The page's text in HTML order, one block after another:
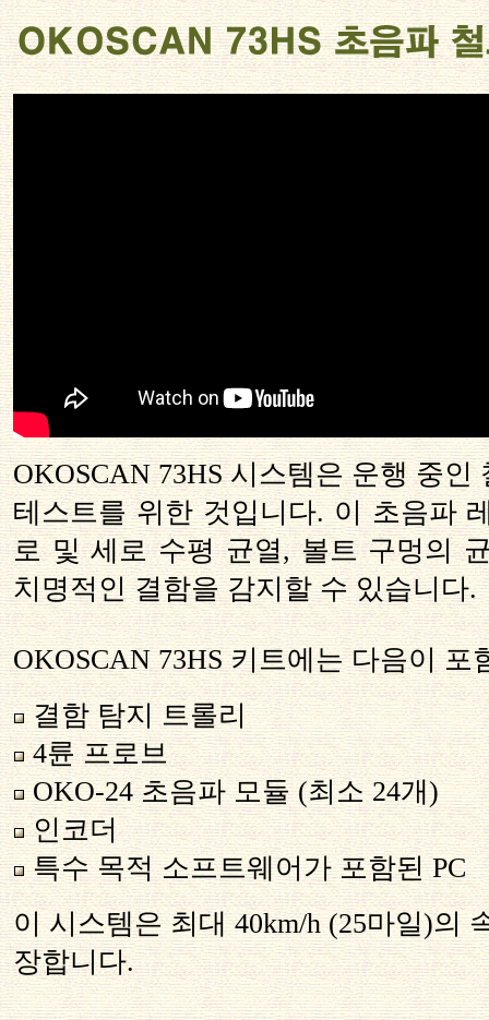
OKOSCAN 73HS 시스템은 운행 중인
테스트를 위한 것입니다. 이 초음파
로 및 세로 수평 균열, 볼트 구멍의
치명적인 결함을 감지할 수 있습니다.
OKOSCAN 73HS 키트에는 다음이 포
결함 탐지 트롤리
4륜 프로브
OKO-24 초음파 모듈 (최소 24개)
인코더
특수 목적 소프트웨어가 포함된 PC
이 시스템은 최대 40km/h (25마일)의
장합니다.